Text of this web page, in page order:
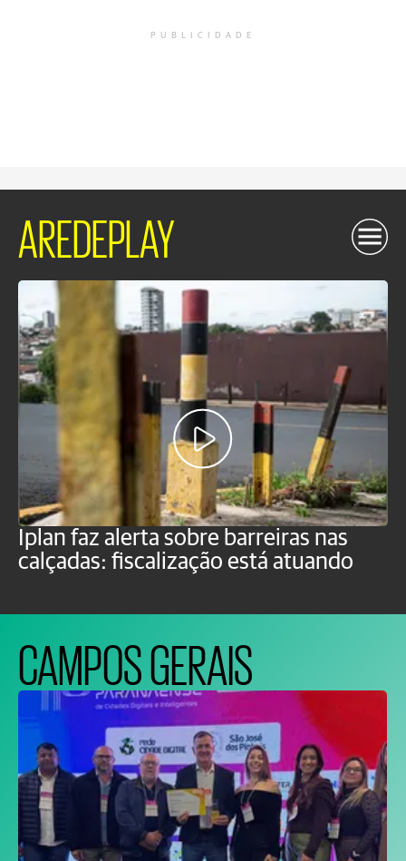
PUBLICIDADE
AREDEPLAY
Iplan faz alerta sobre barreiras nas
calçadas: fiscalização está atuando
CAMPOS GERAIS